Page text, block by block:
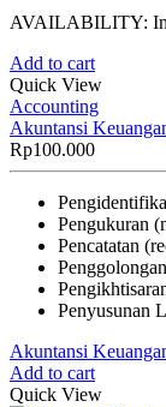
AVAILABILITY:
Add to cart
Quick View
Accounting
Akuntansi
Rp100.000
Pengukuran
Pencatatan
Penyusunan
Akuntansi
Add to cart
Quick View